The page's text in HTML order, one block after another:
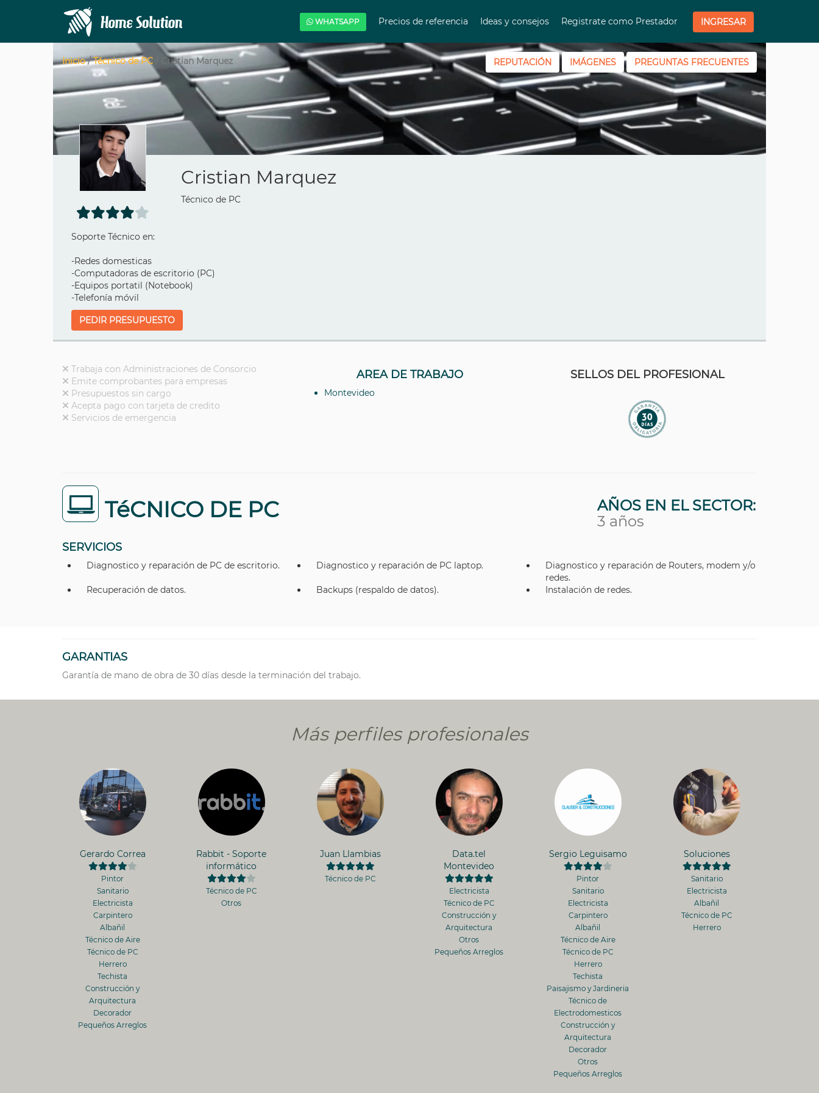
WHATSAPP Precios de referencia Ideas y consejos Registrate como Prestador INGRESAR
Inicio/Técnico de PC / Cristian Marquez REPUTACIÓN IMÁGENES PREGUNTAS FRECUENTES
Cristian Marquez
Técnico de PC
Soporte Técnico en:
-Redes domesticas
-Computadoras de escritorio (PC)
-Equipos portatil (Notebook)
-Telefonía móvil
PEDIR PRESUPUESTO
Trabaja con Administraciones de Consorcio
Emite comprobantes para empresas
Presupuestos sin cargo
Acepta pago con tarjeta de credito
Servicios de emergencia
AREA DE TRABAJO
Montevideo
SELLOS DEL PROFESIONAL
TéCNICO DE PC
AÑOS EN EL SECTOR:
3 años
SERVICIOS
Diagnostico y reparación de PC de escritorio. Diagnostico y reparación de PC laptop.
Diagnostico y reparación de Routers, modem y/o
redes.
Recuperación de datos.
Backups (respaldo de datos). Instalación de redes.
GARANTIAS
Garantía de mano de obra de 30 días desde la terminación del trabajo.
Más perfiles profesionales
Gerardo Correa
Pintor
Sanitario
Electricista
Carpintero
Albañil
Técnico de Aire
Técnico de PC
Herrero
Techista
Construcción y
Arquitectura
Decorador
Pequeños Arreglos
Rabbit - Soporte
informático
Técnico de PC
Otros
Juan Llambias
Técnico de PC
Data.tel
Montevideo
Electricista
Técnico de PC
Construcción y
Arquitectura
Otros
Pequeños Arreglos
Sergio Leguisamo
Pintor
Sanitario
Electricista
Carpintero
Albañil
Técnico de Aire
Técnico de PC
Herrero
Techista
Paisajismo y Jardineria
Técnico de
Electrodomesticos
Construcción y
Arquitectura
Decorador
Otros
Pequeños Arreglos
Soluciones
Sanitario
Electricista
Albañil
Técnico de PC
Herrero